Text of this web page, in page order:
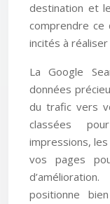
destination et
comprendre
incités à réaliser
La Google
données
du trafic vers
classées
impressions,
vos pages
positionne